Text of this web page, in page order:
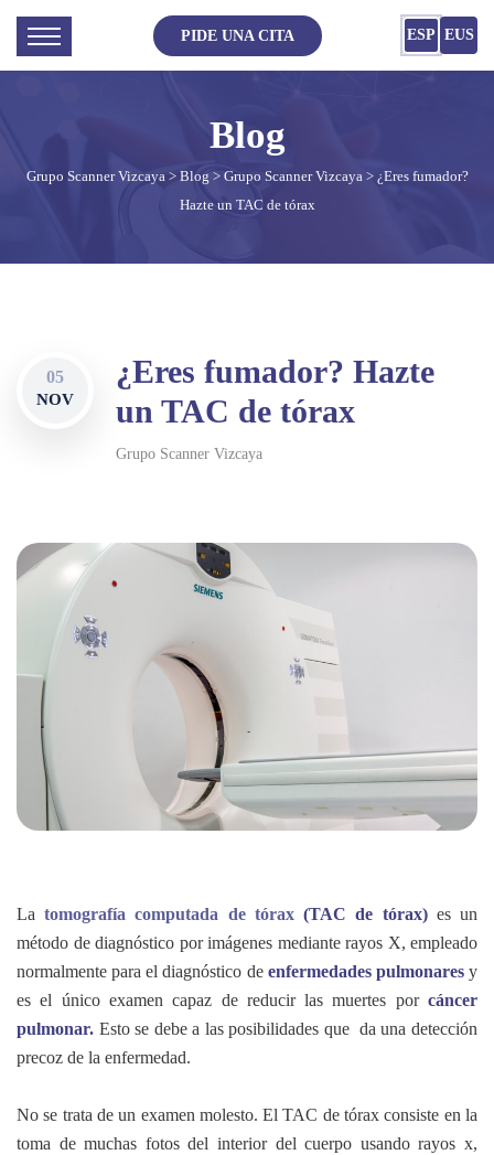
PIDE UNA CITA ESP EUS
Grupo Scanner Vizcaya> Blog > Grupo Scanner Vizcaya> ¿Eres fumador?
Hazte un TAC de tórax
05
NOV
¿Eres fumador? Hazte
un TAC de tórax
Grupo Scanner Vizcaya
Latomografía computada de tórax(TAC de tórax)es un
método de diagnóstico por imágenes mediante rayos X, empleado
normalmente para el diagnóstico de enfermedades pulmonaresy
es el único examen capaz de reducir las muertes por cáncer
pulmonar. Esto se debe a las posibilidades que da una detección
precoz de la enfermedad.
No se trata de un examen molesto. El TAC de tórax consiste en la
toma de muchas fotos del interior del cuerpo usando rayos x,